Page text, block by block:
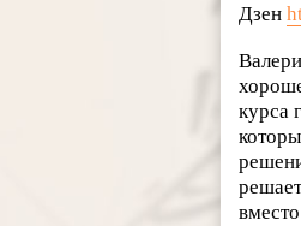
Дзен
курса